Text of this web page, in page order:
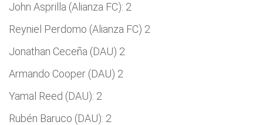
John Asprilla (Alianza FC): 2
Reyniel Perdomo (Alianza FC) 2
Jonathan Ceceña (DAU) 2
Armando Cooper (DAU) 2
Yamal Reed (DAU): 2
Rubén Baruco (DAU): 2